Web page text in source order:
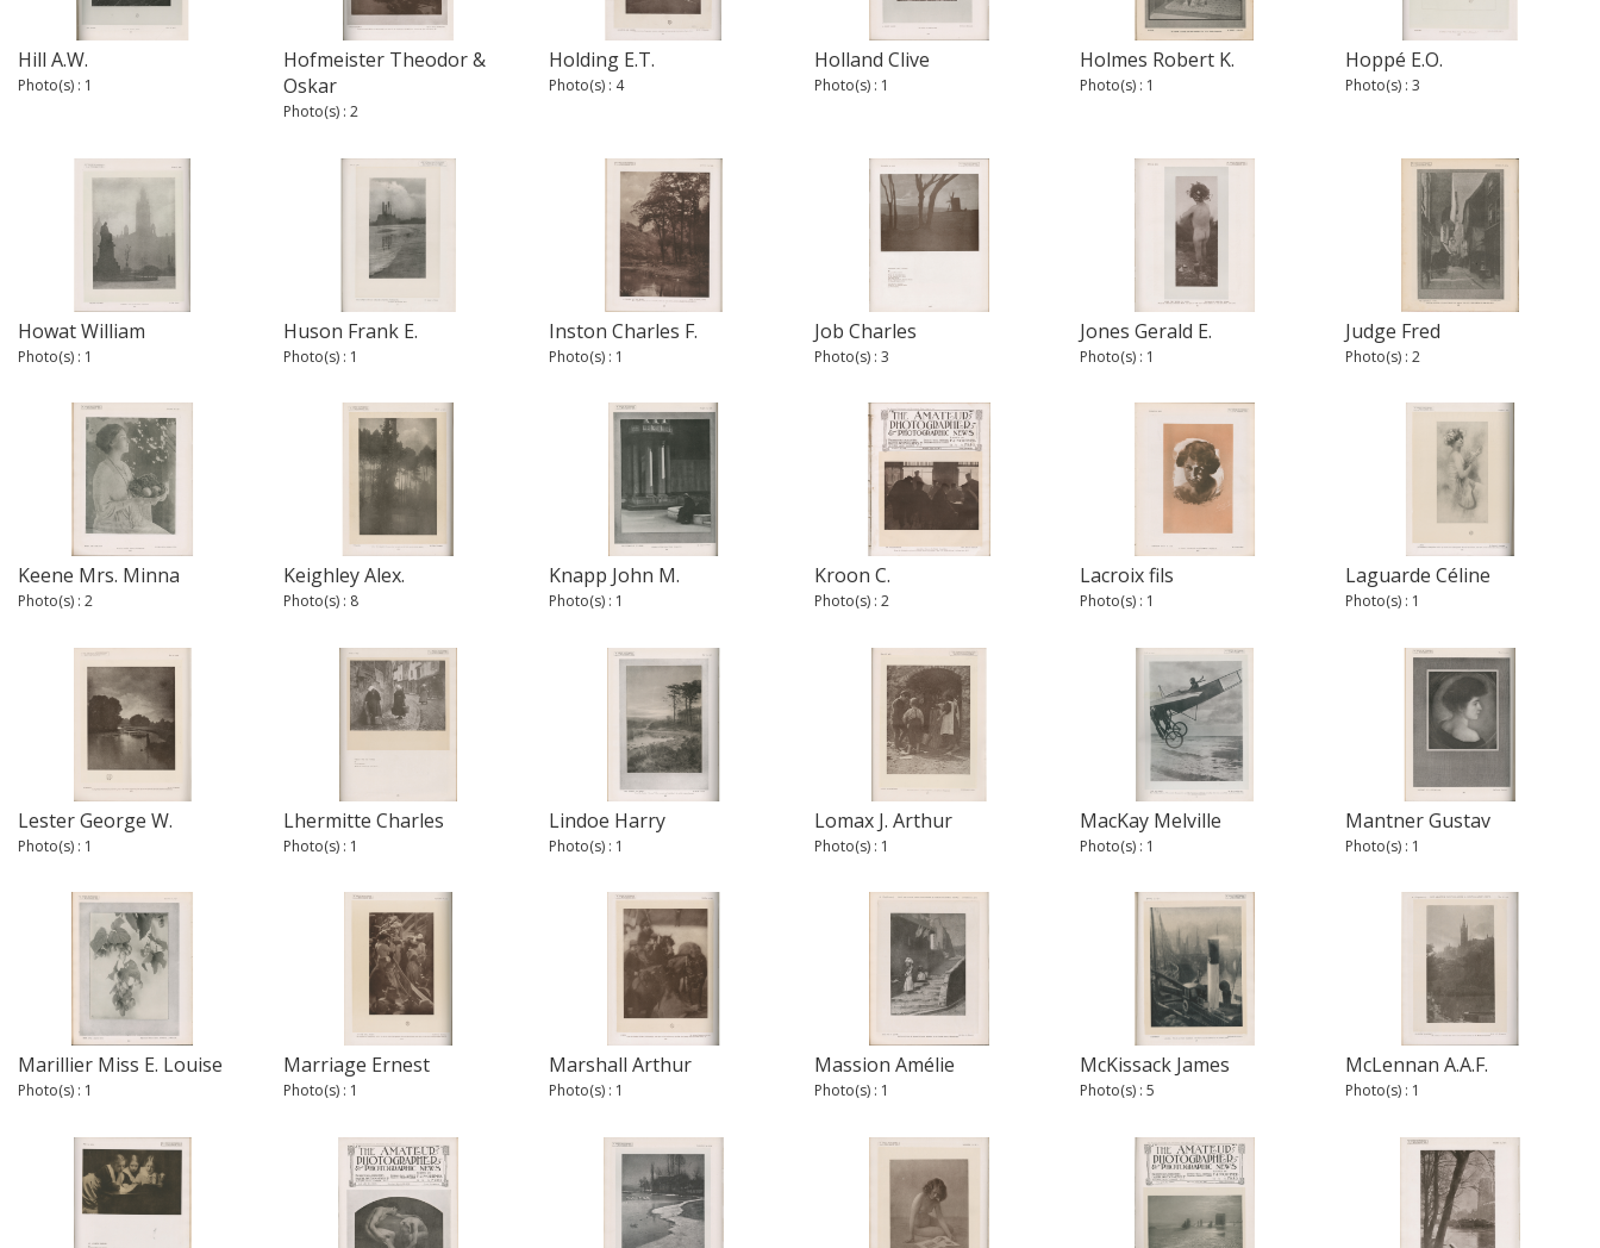
Hill A.W.
Photo(s) : 1
Hofmeister Theodor &
Oskar
Photo(s) : 2
Holding E.T.
Photo(s) : 4
Holland Clive
Photo(s) : 1
Holmes Robert K.
Photo(s) : 1
Hoppé E.O.
Photo(s) : 3
Howat William
Photo(s) : 1
Huson Frank E.
Photo(s) : 1
Inston Charles F.
Photo(s) : 1
Job Charles
Photo(s) : 3
Jones Gerald E.
Photo(s) : 1
Judge Fred
Photo(s) : 2
Keene Mrs. Minna
Photo(s) : 2
Keighley Alex.
Photo(s) : 8
Knapp John M.
Photo(s) : 1
Kroon C.
Photo(s) : 2
Lacroix fils
Photo(s) : 1
Laguarde Céline
Photo(s) : 1
Lester George W.
Photo(s) : 1
Lhermitte Charles
Photo(s) : 1
Lindoe Harry
Photo(s) : 1
Lomax J. Arthur
Photo(s) : 1
MacKay Melville
Photo(s) : 1
Mantner Gustav
Photo(s) : 1
Marillier Miss E. Louise
Photo(s) : 1
Marriage Ernest
Photo(s) : 1
Marshall Arthur
Photo(s) : 1
Massion Amélie
Photo(s) : 1
McKissack James
Photo(s) : 5
McLennan A.A.F.
Photo(s) : 1